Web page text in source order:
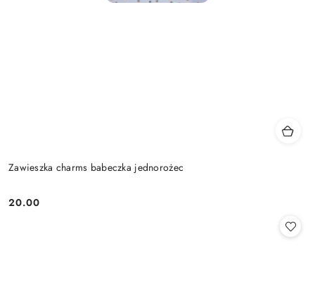
Zawieszka charms babeczka jednorożec
Cena:
20.00